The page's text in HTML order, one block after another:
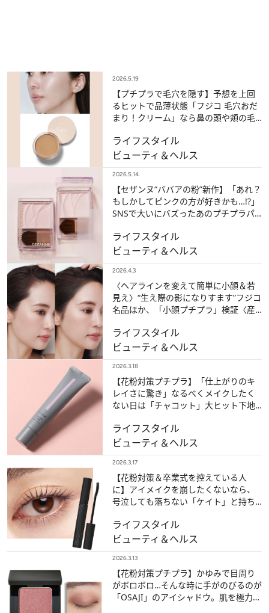
2026.5.19
【プチプラで毛穴を隠す】予想を上回
るヒットで品薄状態「フジコ 毛穴おだ
まり！クリーム」なら鼻の頭や頬の毛
ライフスタイル
ビューティ＆ヘルス
2026.5.14
【セザンヌ“ババアの粉”新作】「あれ？
もしかしてピンクの方が好きかも…!?」
SNSで大いにバズったあのプチプラパ
ライフスタイル
ビューティ＆ヘルス
2026.4.3
〈ヘアラインを変えて簡単に小顔＆若
見え〉“生え際の影になりすます”フジコ
名品ほか、「小顔プチプラ」検証〈産
見〉
ライフスタイル
ビューティ＆ヘルス
2026.3.18
【花粉対策プチプラ】「仕上がりのキ
レイさに驚き」なるべくメイクしたく
ない日は「チャコット」大ヒット下地
ライフスタイル
ビューティ＆ヘルス
2026.3.17
【花粉対策＆卒業式を控えている人
に】アイメイクを崩したくないなら、
号泣しても落ちない「ケイト」と持ち
ライフスタイル
ビューティ＆ヘルス
2026.3.13
【花粉対策プチプラ】かゆみで目周り
がボロボロ…そんな時に手がのびるのが
「OSAJI」のアイシャドウ。肌を極力刺